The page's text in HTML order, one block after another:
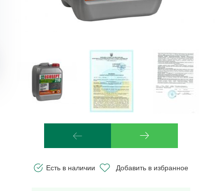
Есть в наличии Добавить в избранное